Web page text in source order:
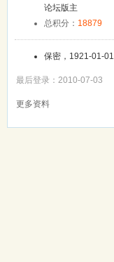
论坛版主
总积分： 18879
保密，1921-01-01
最后登录：2010-07-03
更多资料